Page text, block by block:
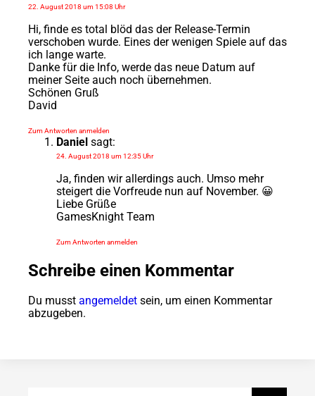
22. August 2018 um 15:08 Uhr
Hi, finde es total blöd das der Release-Termin
verschoben wurde. Eines der wenigen Spiele auf das
ich lange warte.
Danke für die Info, werde das neue Datum auf
meiner Seite auch noch übernehmen.
Schönen Gruß
David
Zum Antworten anmelden
Daniel sagt:
24. August 2018 um 12:35 Uhr
Ja, finden wir allerdings auch. Umso mehr
steigert die Vorfreude nun auf November. 😀
Liebe Grüße
GamesKnight Team
Zum Antworten anmelden
Schreibe einen Kommentar
Du musst angemeldet sein, um einen Kommentar
abzugeben.